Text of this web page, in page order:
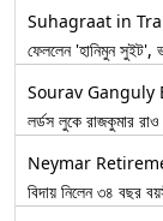
Suhagraat in Train
ফেললেন 'হানিমুন সুইট',
Sourav Ganguly
লর্ডস লুকে রাজকুমার রাও
Neymar Retirement:
বিদায় নিলেন ৩৪ বছর